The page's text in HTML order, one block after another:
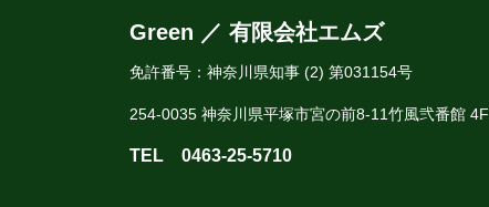
Green ／ 有限会社エムズ
免許番号：神奈川県知事 (2) 第031154号
254-0035 神奈川県平塚市宮の前8-11竹風弐番館 4F
TEL 0463-25-5710